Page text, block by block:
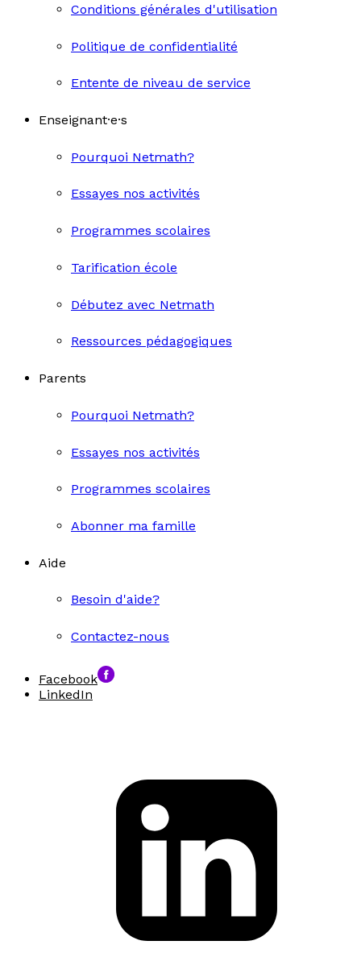
Conditions générales d'utilisation
Politique de confidentialité
Entente de niveau de service
Enseignant·e·s
Pourquoi Netmath?
Essayes nos activités
Programmes scolaires
Tarification école
Débutez avec Netmath
Ressources pédagogiques
Parents
Pourquoi Netmath?
Essayes nos activités
Programmes scolaires
Abonner ma famille
Aide
Besoin d'aide?
Contactez-nous
Facebook
LinkedIn